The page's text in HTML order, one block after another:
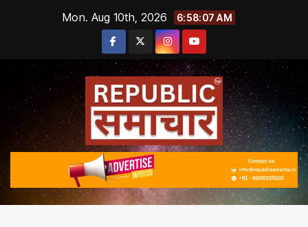
Mon. Aug 10th, 2026 6:58:09 AM